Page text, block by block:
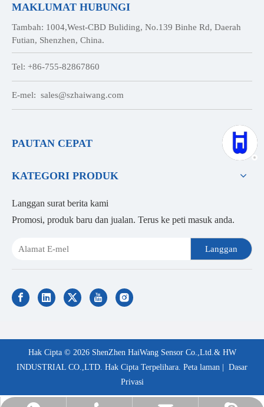
MAKLUMAT HUBUNGI
Tambah: 1004,West-CBD Buliding, No.139 Binhe Rd, Daerah
Futian, Shenzhen, China.
Tel: +86-755-82867860
E-mel: sales@szhaiwang.com
PAUTAN CEPAT
KATEGORI PRODUK
Langgan surat berita kami
Promosi, produk baru dan jualan. Terus ke peti masuk anda.
Langgan
Hak Cipta © 2026ShenZhen HaiWang Sensor Co.,Ltd.& HW
INDUSTRIAL CO.,LTD. Hak Cipta Terpelihara. Peta laman | Dasar
Privasi